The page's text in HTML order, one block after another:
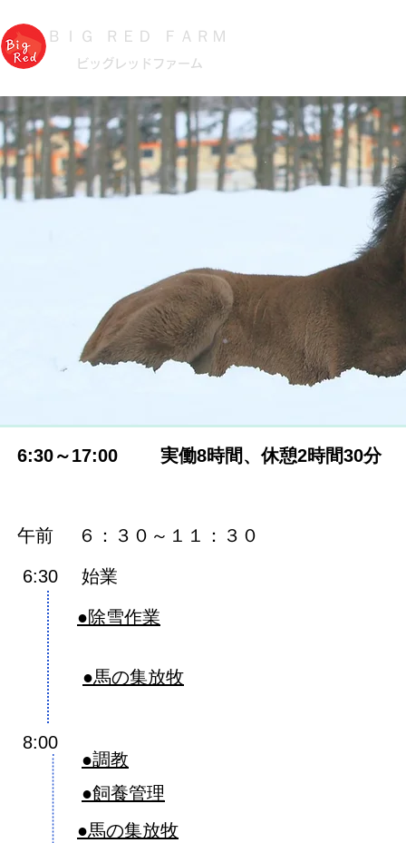
​ＢＩＧ ＲＥＤ ＦＡＲＭ
​ビッグレッドファーム
6:30～17:00 実働8時間、休憩2時間30分
午前 ６：３０～１１：３０
6:30 始業
●除雪作業
●馬の集放牧
8:00
●調教
●飼養管理
●馬の集放牧